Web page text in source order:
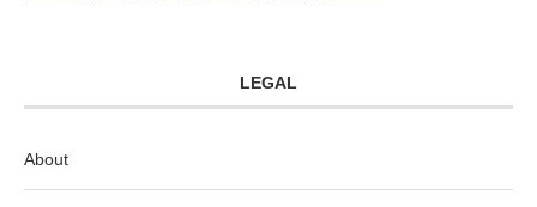
LEGAL
About